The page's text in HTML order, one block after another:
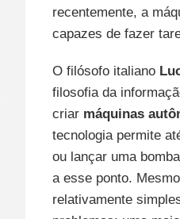
recentemente, a
capazes de fazer
O filósofo italiano
filosofia da
criar máquinas
tecnologia permite
ou lançar uma
a esse ponto.
relativamente